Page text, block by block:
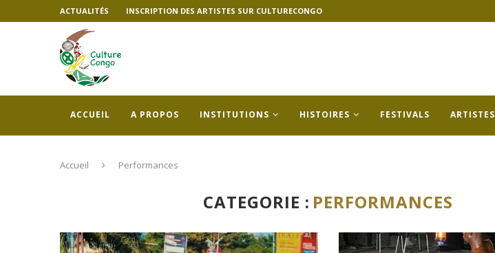
ACTUALITÉS INSCRIPTION DES ARTISTES SUR CULTURECONGO
ACCUEIL A PROPOS INSTITUTIONS HISTOIRES FESTIVALS ARTISTES
Accueil Performances
CATEGORIE : PERFORMANCES